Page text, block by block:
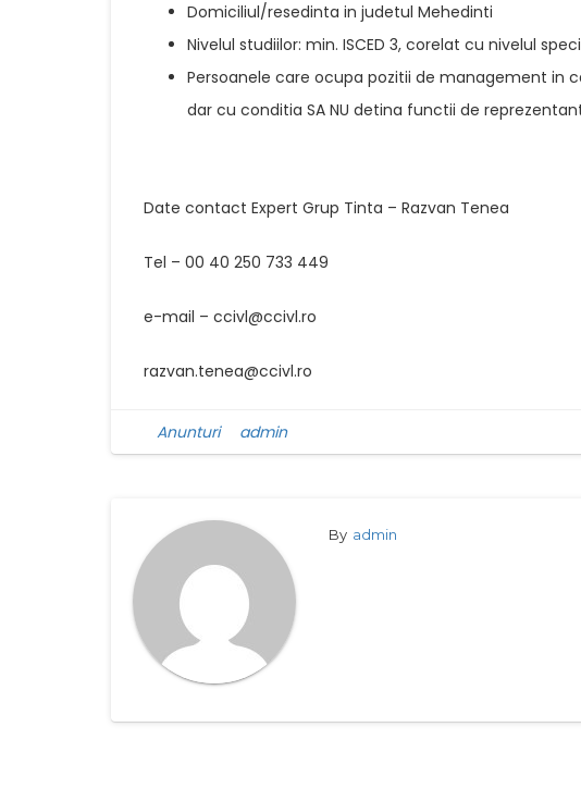
Domiciliul/resedinta in judetul Mehedinti
Nivelul studiilor: min. ISCED 3, corelat cu nivelul
Persoanele care ocupa pozitii de management in
dar cu conditia SA NU detina functii de
Date contact Expert Grup Tinta – Razvan Tenea
Tel – 00 40 250 733 449
e-mail – ccivl@ccivl.ro
razvan.tenea@ccivl.ro
Anunturi admin
By admin